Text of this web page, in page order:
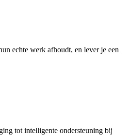
echte werk afhoudt, en lever je een
tot intelligente ondersteuning bij